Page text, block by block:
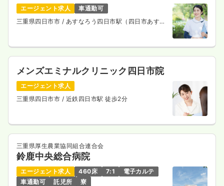
エージェント求人
車通勤可
三重県四日市市 / あすなろう四日市駅（四日市あすな
メンズエミナルクリニック四日市院
エージェント求人
三重県四日市市 / 近鉄四日市駅 徒歩2分
三重県厚生農業協同組合連合会
鈴鹿中央総合病院
エージェント求人 460床 7:1
電子カルテ
車通勤可
託児所
寮